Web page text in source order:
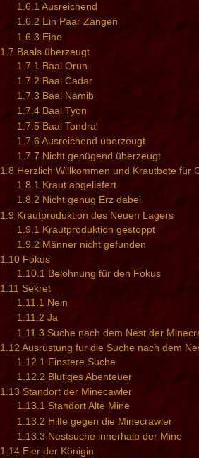
1.6.1Ausreichend
1.6.2 Ein Paar Zangen
1.6.3 Eine
1.7 Baals überzeugt
1.7.1 Baal Orun
1.7.2 Baal Cadar
1.7.3 Baal Namib
1.7.4 Baal Tyon
1.7.5 Baal Tondral
1.7.6 Ausreichend überzeugt
1.7.7 Nicht genügend überzeugt
1.8 Herzlich Willkommen und Krautbote für
1.8.1 Kraut abgeliefert
1.8.2 Nicht genug Erz dabei
1.9 Krautproduktion des Neuen Lagers
1.9.1 Krautproduktion gestoppt
1.9.2 Männer nicht gefunden
1.10 Fokus
1.10.1 Belohnung für den Fokus
1.11 Sekret
1.11.1 Nein
1.11.2 Ja
1.11.3 Suche nach dem Nest der
1.12 Ausrüstung für die Suche nach dem
1.12.1 Finstere Suche
1.12.2 Blutiges Abenteuer
1.13 Standort der Minecawler
1.13.1 Standort Alte Mine
1.13.2 Hilfe gegen die Minecrawler
1.13.3 Nestsuche innerhalb der Mine
1.14 Eier der Königin